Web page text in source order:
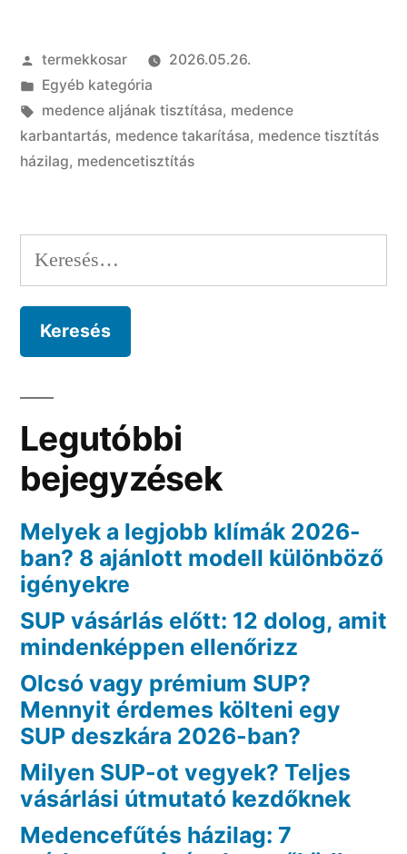
lépésre:
teljes
útmutató
kezdőknek”
Szerző:
termekkosar
2026.05.26.
Kategória:
Egyéb kategória
Címke:
medence aljának tisztítása, medence
karbantartás, medence takarítása, medence tisztítás
házilag, medencetisztítás
Keresés:
Legutóbbi
bejegyzések
Melyek a legjobb klímák 2026-
ban? 8 ajánlott modell különböző
igényekre
SUP vásárlás előtt: 12 dolog, amit
mindenképpen ellenőrizz
Olcsó vagy prémium SUP?
Mennyit érdemes költeni egy
SUP deszkára 2026-ban?
Milyen SUP-ot vegyek? Teljes
vásárlási útmutató kezdőknek
Medencefűtés házilag: 7